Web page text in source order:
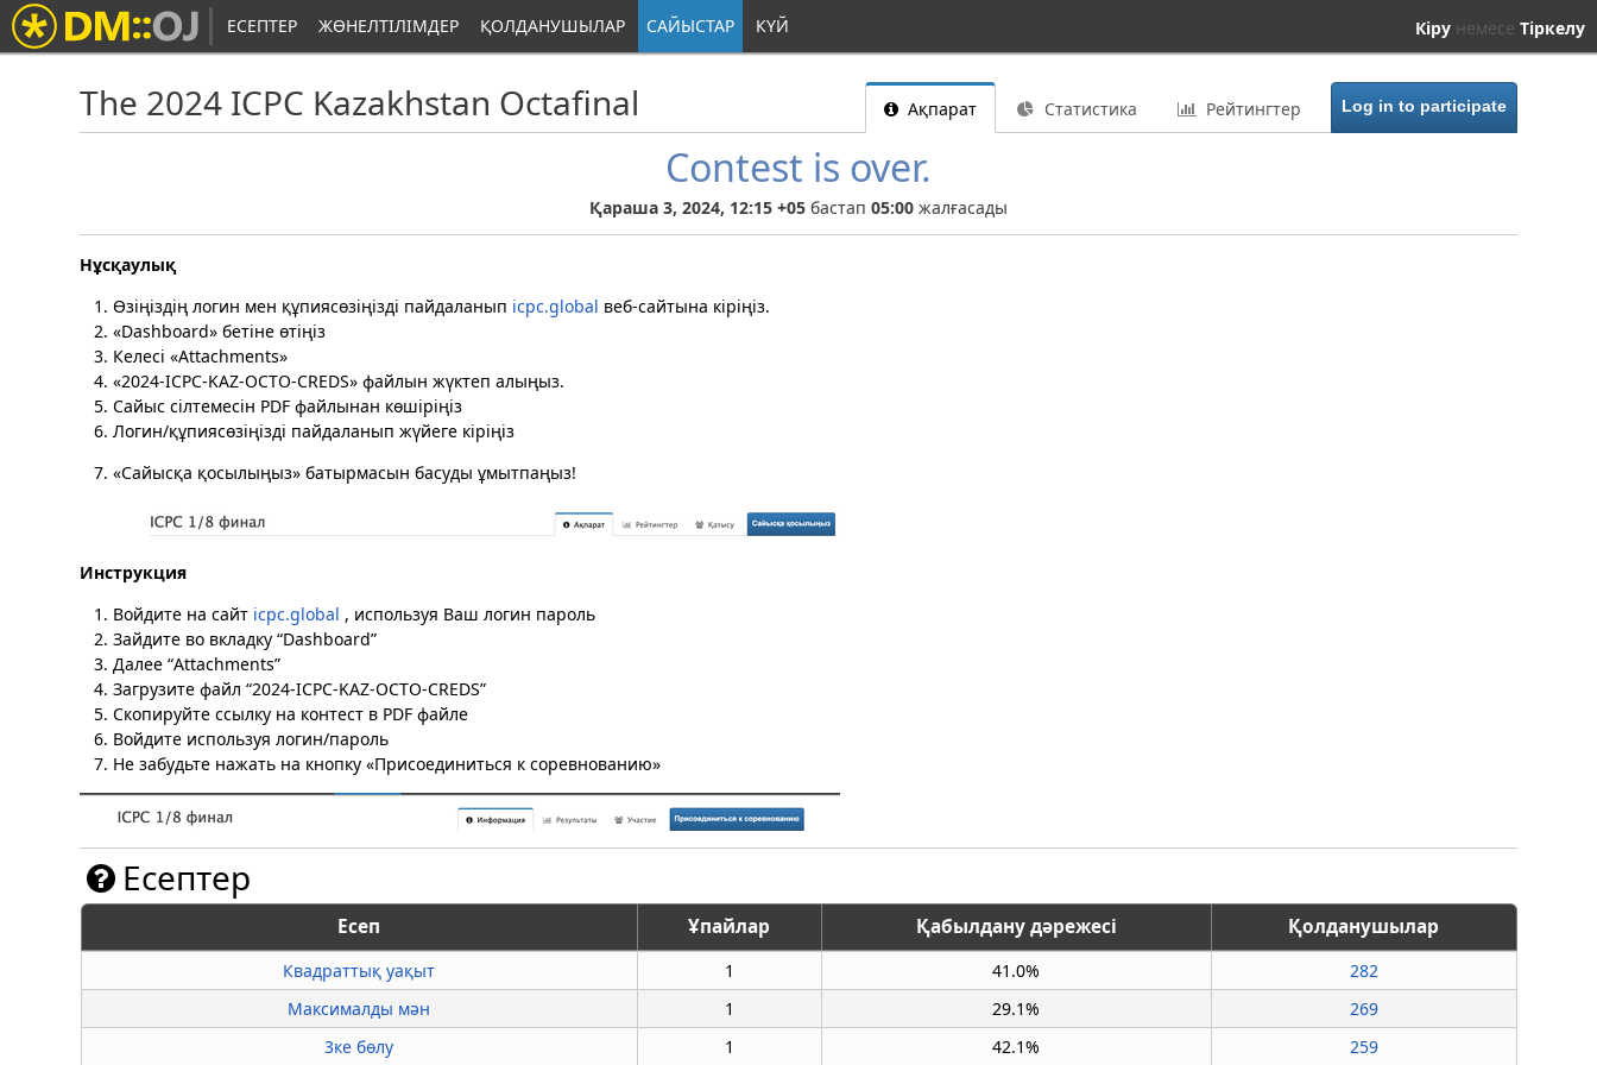
ЕСЕПТЕР ЖӨНЕЛТІЛІМДЕР ҚОЛДАНУШЫЛАР САЙЫСТАР КҮЙ Кіру немесе Тіркелу
The 2024 ICPC Kazakhstan Octafinal Ақпарат Статистика Рейтингтер
Contest is over.
Қараша 3, 2024, 12:15 +05 бастап 05:00 жалғасады
Нұсқаулық
Өзіңіздің логин мен құпиясөзіңізді пайдаланып icpc.global веб-сайтына кіріңіз.
«Dashboard» бетіне өтіңіз
Келесі «Attachments»
«2024-ICPC-KAZ-OCTO-CREDS» файлын жүктеп алыңыз.
Сайыс сілтемесін PDF файлынан көшіріңіз
Логин/құпиясөзіңізді пайдаланып жүйеге кіріңіз
«Сайысқа қосылыңыз» батырмасын басуды ұмытпаңыз!
Инструкция
Войдите на сайт icpc.global , используя Ваш логин пароль
Зайдите во вкладку “Dashboard”
Далее “Attachments”
Загрузите файл “2024-ICPC-KAZ-OCTO-CREDS”
Скопируйте ссылку на контест в PDF файле
Войдите используя логин/пароль
Не забудьте нажать на кнопку «Присоединиться к соревнованию»
Есептер
Есеп Ұпайлар Қабылдану дәрежесі Қолданушылар
Квадраттық уақыт 1 41.0%
282
Максималды мән
1 29.1%
269
3ке бөлу
1 42.1% 259